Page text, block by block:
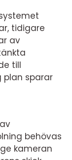
tidigare
av
till
plan sparar
behövas
kameran